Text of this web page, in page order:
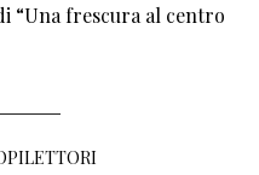
“Una frescura al centro